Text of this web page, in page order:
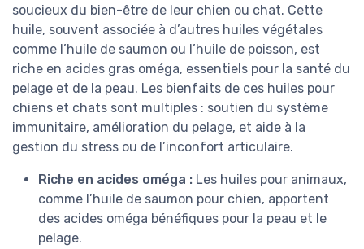
soucieux du bien-être de leur chien ou chat. Cette
huile, souvent associée à d’autres huiles végétales
comme l’huile de saumon ou l’huile de poisson, est
riche en acides gras oméga, essentiels pour la santé du
pelage et de la peau. Les bienfaits de ces huiles pour
chiens et chats sont multiples : soutien du système
immunitaire, amélioration du pelage, et aide à la
gestion du stress ou de l’inconfort articulaire.
Riche en acides oméga : Les huiles pour animaux,
comme l’huile de saumon pour chien, apportent
des acides oméga bénéfiques pour la peau et le
pelage.